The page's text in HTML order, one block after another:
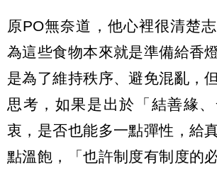
原PO無奈道，他心裡很清楚
為這些食物本來就是準備給香
是為了維持秩序、避免混亂，
思考，如果是出於「結善緣
衷，是否也能多一點彈性，給
點溫飽，「也許制度有制度的